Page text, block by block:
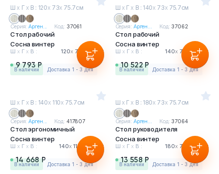
Ш х Г х В : 120х 73х 75.7см
Серия:Арген... Код: 37061
Стол рабочий
Сосна винтер
Ш х Г х В : 120х 73 75.7см
9 793 Р
в наличии Доставка 1 - 3 дня
Ш х Г х В : 140х 73х 75.7см
Серия: Арген... Код: 37062
Стол рабочий
Сосна винтер
Ш х Г х В : 140х 73 75.7см
10 522 Р
в наличии Доставка 1 - 3 дня
Ш х Г х В : 140х 110х 75.7см
Серия:Арген... Код: 417807
Стол эргономичный
Сосна винтер
Ш х Г х В : 140х 110 75.7см
14 668 Р
в наличии Доставка 1 - 3 дня
Ш х Г х В : 180х 73х 75.7см
Серия: Арген... Код: 37064
Стол руководителя
Сосна винтер
Ш х Г х В : 180х 73 75.7см
13 558 Р
в наличии Доставка 1 - 3 дня